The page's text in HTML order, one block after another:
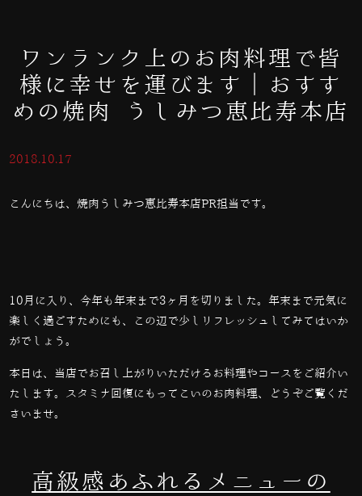
ワンランク上のお肉料理で皆
様に幸せを運びます｜おすす
めの焼肉 うしみつ恵比寿本店
2018.10.17
こんにちは、焼肉うしみつ恵比寿本店PR担当です。
10月に入り、今年も年末まで3ヶ月を切りました。年末まで元気に
楽しく過ごすためにも、この辺で少しリフレッシュしてみてはいか
がでしょう。
本日は、当店でお召し上がりいただけるお料理やコースをご紹介い
たします。スタミナ回復にもってこいのお肉料理、どうぞご覧くだ
さいませ。
高級感あふれるメニューの